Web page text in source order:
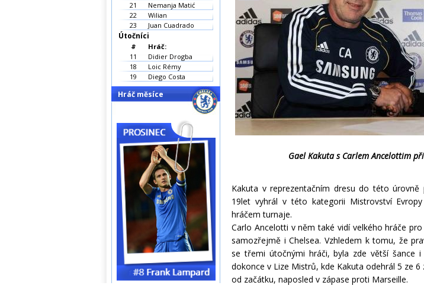
Gael Kakuta s Carlem Ancelottim
Kakuta v reprezentačním dresu do této
19let vyhrál v této kategorii Mistrovství
hráčem turnaje.
Carlo Ancelotti v něm také vidí velkého hráče
samozřejmě i Chelsea. Vzhledem k tomu, že
se třemi útočnými hráči, byla zde větší šance
dokonce v Lize Mistrů, kde Kakuta odehrál 5 ze
od začátku, naposled v zápase proti Marseille.
21
Nemanja Matić
22
Wilian
23
Juan Cuadrado
Útočníci
#
Hráč:
11
Didier Drogba
18
Loic Rémy
19
Diego Costa
Hráč měsíce